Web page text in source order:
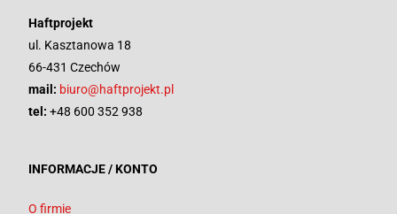
Haftprojekt
ul. Kasztanowa 18
66-431 Czechów
mail: biuro@haftprojekt.pl
tel: +48 600 352 938
INFORMACJE / KONTO
O firmie